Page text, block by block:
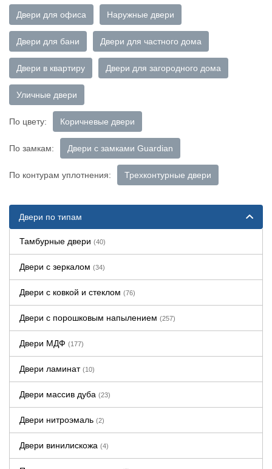
Двери для офиса Наружные двери
Двери для бани Двери для частного дома
Двери в квартиру Двери для загородного дома
Уличные двери
По цвету: Коричневые двери
По замкам: Двери с замками Guardian
По контурам уплотнения: Трехконтурные двери
Двери по типам
Тамбурные двери (40)
Двери с зеркалом (34)
Двери с ковкой и стеклом (76)
Двери с порошковым напылением (257)
Двери МДФ (177)
Двери ламинат (10)
Двери массив дуба (23)
Двери нитроэмаль (2)
Двери винилискожа (4)